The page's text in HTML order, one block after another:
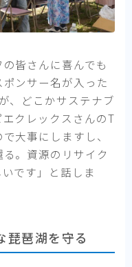
皆さんに喜んでも
ンサー名が入った
、どこかサステナブ
クレックスさんのT
大事にしますし、
。資源のリサイク
です」と話しま
琵琶湖を守る